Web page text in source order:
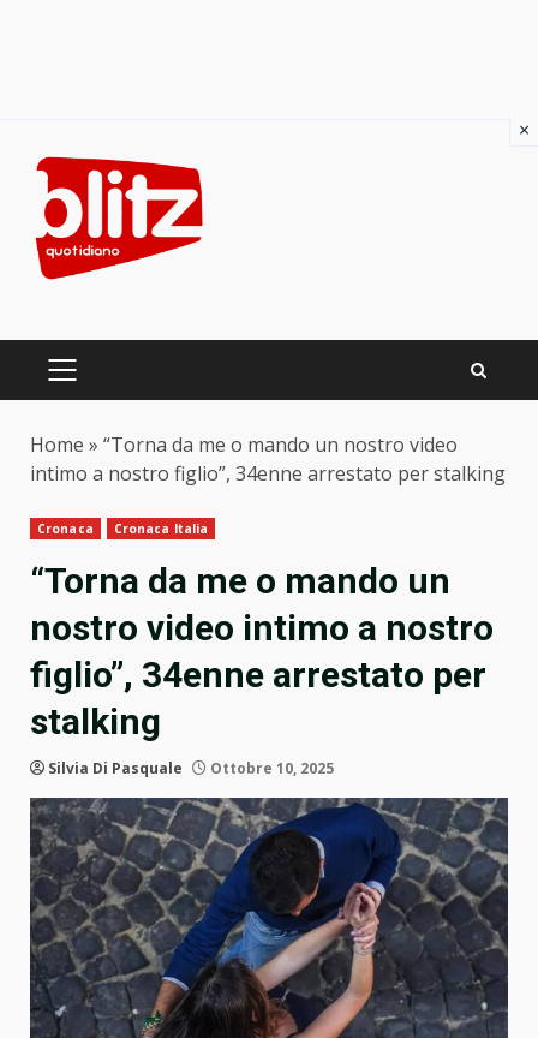
content
PRIMARY
Home » “Torna da me o mando un nostro video
intimo a nostro figlio”, 34enne arrestato per stalking
Cronaca Cronaca Italia
“Torna da me o mando un
nostro video intimo a nostro
figlio”, 34enne arrestato per
stalking
Silvia Di Pasquale Ottobre 10, 2025
×